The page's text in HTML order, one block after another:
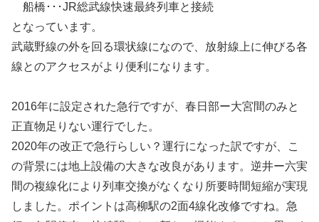
船橋･･･JR総武線快速最終列車と接続
となっています。
武蔵野線の外を回る環状線になので、放射線上に伸びる各
線とのアクセスがより便利になります。
2016年に設定された急行ですが、春日部ー大宮間のみと
正直物足りない運行でした。
2020年の改正で急行らしい？運行になった訳ですが、こ
の背景には地上設備の大きな改良があります。逆井ー六実
間の複線化により列車交換がなくなり所要時間短縮が実現
しました。ポイントは高柳駅の2面4線化改修ですね。急